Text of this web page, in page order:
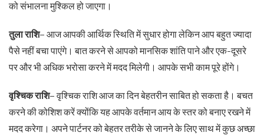
को संभालना मुश्किल हो जाएगा।
तुला राशि– आज आपकी आर्थिक स्थिति में सुधार होगा लेकिन आप बहुत ज्यादा
पैसे नहीं बचा पाएंगे। बात करने से आपको मानसिक शांति पाने और एक-दूसरे
पर और भी अधिक भरोसा करने में मदद मिलेगी। आपके सभी काम पूरे होंगे।
वृश्चिक राशि– वृश्चिक राशि आज का दिन बेहतरीन साबित हो सकता है। बचत
करने की कोशिश करें क्योंकि यह आपके वर्तमान आय के स्तर को बनाए रखने में
मदद करेगा। अपने पार्टनर को बेहतर तरीके से जानने के लिए साथ में कुछ अच्छा